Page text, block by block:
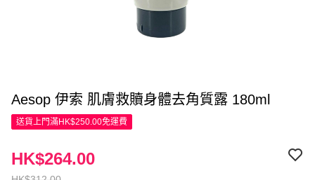
Aesop 伊索 肌膚救贖身體去角質露 180ml
送貨上門滿HK$250.00免運費
HK$264.00